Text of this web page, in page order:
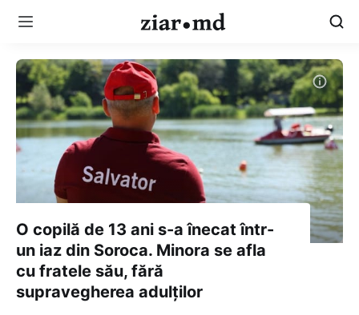
O copilă de 13 ani s-a înecat într-
un iaz din Soroca. Minora se afla
cu fratele său, fără
supravegherea adulților